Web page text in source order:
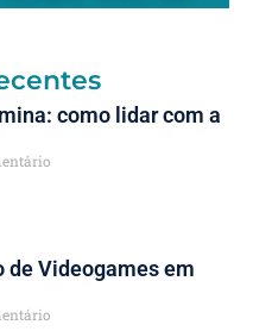
como lidar com a
de Videogames em